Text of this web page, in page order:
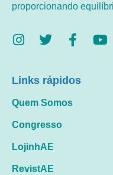
proporcionando
Links rápidos
Quem Somos
Congresso
LojinhAE
RevistAE